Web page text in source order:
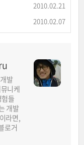
2010.02.21
2010.02.07
발
니케
들
개발
라면,
로거